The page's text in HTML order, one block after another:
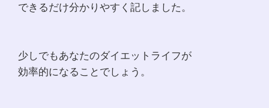
できるだけ分かりやすく記しました。
少しでもあなたのダイエットライフが
効率的になることでしょう。